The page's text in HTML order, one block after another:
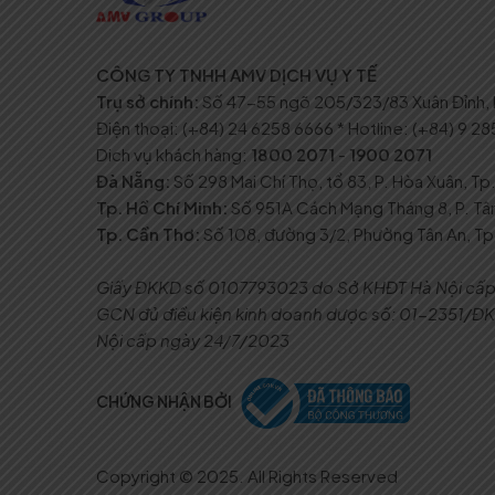
CÔNG TY TNHH AMV DỊCH VỤ Y TẾ
Trụ sở chính: Số 47-55 ngõ 205/323/83 Xuân Đỉnh,
Điện thoại: (+84) 24 6258 6666 * Hotline: (+84) 9
Dich vụ khách hàng: 1800 2071 - 1900 2071
Đà Nẵng: Số 298 Mai Chí Thọ, tổ 83, P. Hòa Xuân,
Tp. Hồ Chí Minh: Số 951A Cách Mạng Tháng 8, P.
Tp. Cần Thơ: Số 108, đường 3/2, Phường Tân An,
Giấy ĐKKD số 0107793023 do Sở KHĐT Hà Nội
GCN đủ điều kiện kinh doanh dược số: 01-2351/
Nội cấp ngày 24/7/2023
CHỨNG NHẬN BỞI
Copyright © 2025. All Rights Reserved